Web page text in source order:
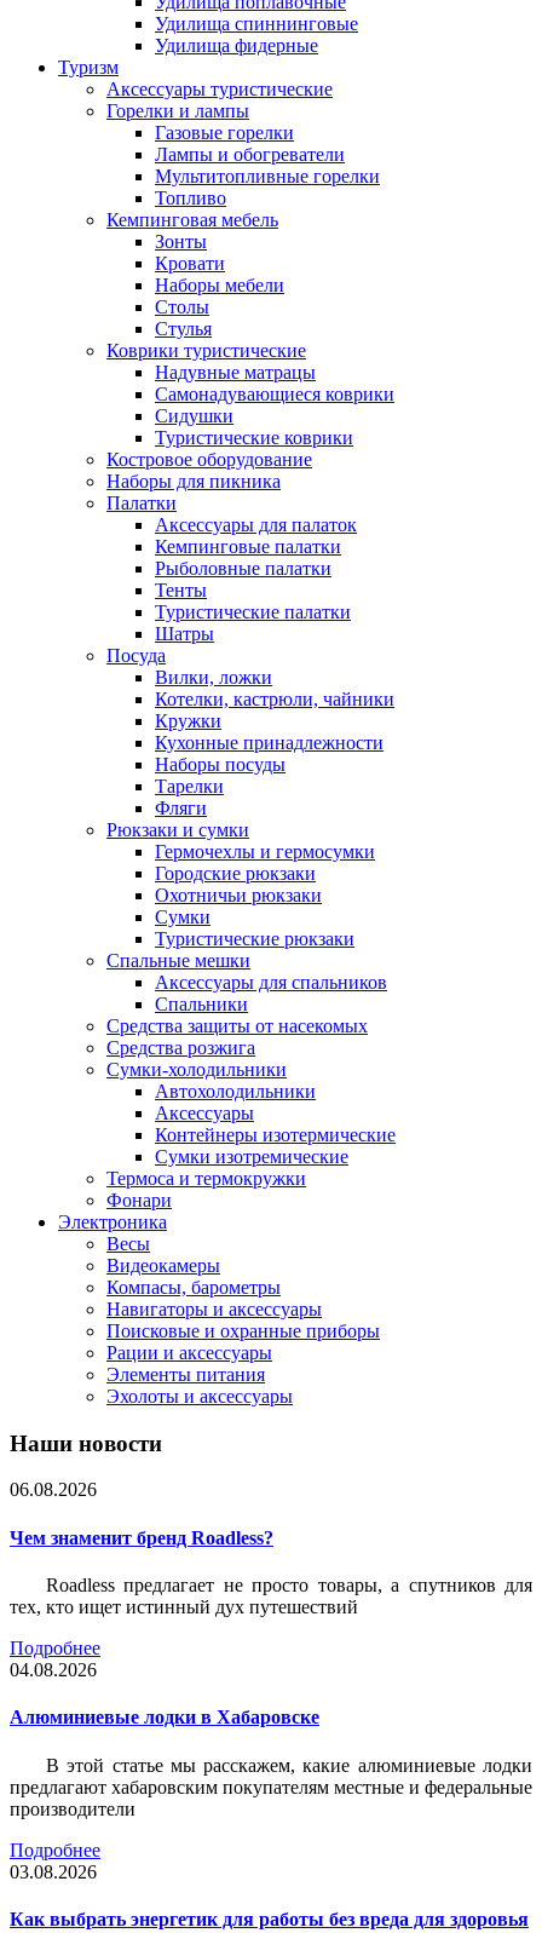
Удилища спиннинговые
Удилища фидерные
Туризм
Аксессуары туристические
Горелки и лампы
Газовые горелки
Лампы и обогреватели
Мультитопливные горелки
Топливо
Кемпинговая мебель
Зонты
Кровати
Наборы мебели
Столы
Стулья
Коврики туристические
Надувные матрацы
Самонадувающиеся коврики
Сидушки
Туристические коврики
Костровое оборудование
Наборы для пикника
Палатки
Аксессуары для палаток
Кемпинговые палатки
Рыболовные палатки
Тенты
Туристические палатки
Шатры
Посуда
Вилки, ложки
Котелки, кастрюли, чайники
Кружки
Кухонные принадлежности
Наборы посуды
Тарелки
Фляги
Рюкзаки и сумки
Гермочехлы и гермосумки
Городские рюкзаки
Охотничьи рюкзаки
Сумки
Туристические рюкзаки
Спальные мешки
Аксессуары для спальников
Спальники
Средства защиты от насекомых
Средства розжига
Сумки-холодильники
Автохолодильники
Аксессуары
Контейнеры изотермические
Сумки изотремические
Термоса и термокружки
Фонари
Электроника
Весы
Видеокамеры
Компасы, барометры
Навигаторы и аксессуары
Поисковые и охранные приборы
Рации и аксессуары
Элементы питания
Эхолоты и аксессуары
Наши новости
06.08.2026
Чем знаменит бренд Roadless?
Roadless предлагает не просто товары, а спутников для
тех, кто ищет истинный дух путешествий
Подробнее
04.08.2026
Алюминиевые лодки в Хабаровске
В этой статье мы расскажем, какие алюминиевые лодки
предлагают хабаровским покупателям местные и федеральные
производители
Подробнее
03.08.2026
Как выбрать энергетик для работы без вреда для здоровья